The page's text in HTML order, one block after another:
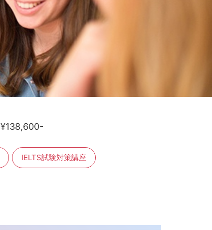
¥138,600-
IELTS試験対策講座